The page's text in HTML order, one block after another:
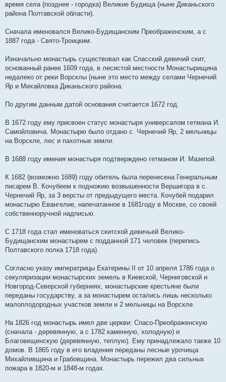
время села (позднее - городка) Великие Будища (ныне Диканьского
района Полтавской области).
Сначала именовался Велико-Будищанским Преображенским, а с
1887 года - Свято-Троицким.
Изначально монастырь существовал как Спасский девичий скит,
основанный ранее 1609 года, в лесистой местности Монастырищина
недалеко от реки Ворсклы (ныне это место между селами Чернечий
Яр и Михайловка Диканьского района.
По другим данным датой основания считается 1672 год.
В 1672 году ему присвоен статус монастыря универсалом гетмана И.
Самойловича. Монастырю было отдано с. Чернечий Яр, 2 мельницы
на Ворскле, лес и пахотные земли.
В 1688 году имения монастыря подтверждено гетманом И. Мазепой.
К 1682 (возможно 1689) году обитель была перенесена Генеральным
писарем В. Кочубеем к подножию возвышенности Вершигора в с.
Чернечий Яр, за 3 версты от предыдущего места. Кочубей подарил
монастырю Евангелие, напечатанное в 1681году в Москве, со своей
собственноручной надписью.
С 1718 года стал именоваться скитской девичьей Велико-
Будищанским монастырем с подданной 171 человек (перепись
Полтавского полка 1718 года).
Согласно указу императрицы Екатерины II от 10 апреля 1786 года о
секуляризации монастырских земель в Киевской, Черниговской и
Новгород-Северской губерниях, монастырские крестьяне были
переданы государству, а за монастырем остались лишь несколько
малоплодородных участков земли и 2 мельницы на Ворскле.
На 1826 год монастырь имел две церкви: Спасо-Преображенскую
(сначала - деревянную, а с 1782 каменную, холодную) и
Благовещенскую (деревянную, теплую). Ему принадлежало также 10
домов. В 1865 году в его владения переданы лесные урочища
Михайливщина и Грабовщина. Монастырь пережил два сильных
пожара в 1820-м и 1848-м годах.